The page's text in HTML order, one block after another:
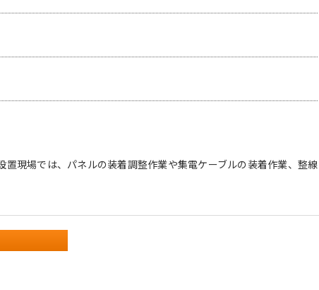
置現場では、パネルの装着調整作業や集電ケーブルの装着作業、整線